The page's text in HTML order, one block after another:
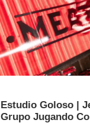
Estudio Goloso |
Grupo Jugando